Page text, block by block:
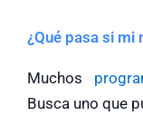
¿Qué pasa si mi
Muchos
Busca uno que